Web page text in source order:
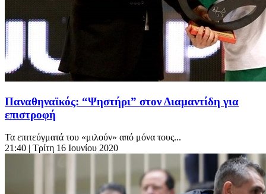
Παναθηναϊκός: “Ψηστήρι” στον Διαμαντίδη για
επιστροφή
Τα επιτεύγματά του «μιλούν» από μόνα τους...
21:40 | Τρίτη 16 Ιουνίου 2020